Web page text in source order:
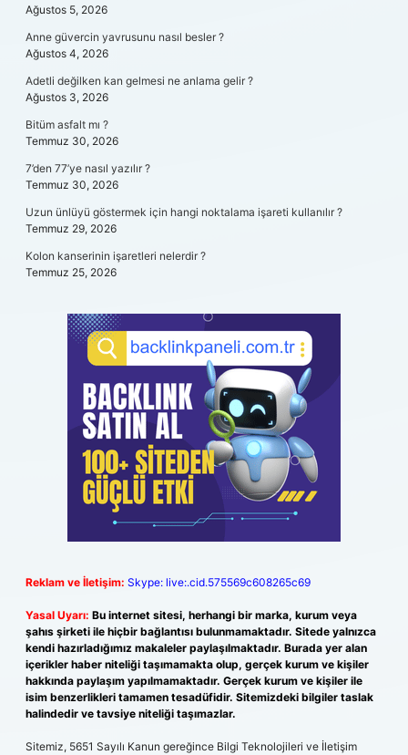
Ağustos 5, 2026
Anne güvercin yavrusunu nasıl besler ?
Ağustos 4, 2026
Adetli değilken kan gelmesi ne anlama gelir ?
Ağustos 3, 2026
Bitüm asfalt mı ?
Temmuz 30, 2026
7’den 77’ye nasıl yazılır ?
Temmuz 30, 2026
Uzun ünlüyü göstermek için hangi noktalama işareti kullanılır ?
Temmuz 29, 2026
Kolon kanserinin işaretleri nelerdir ?
Temmuz 25, 2026
Reklam ve İletişim: Skype: live:.cid.575569c608265c69
Yasal Uyarı: Bu internet sitesi, herhangi bir marka, kurum veya
şahıs şirketi ile hiçbir bağlantısı bulunmamaktadır. Sitede yalnızca
kendi hazırladığımız makaleler paylaşılmaktadır. Burada yer alan
içerikler haber niteliği taşımamakta olup, gerçek kurum ve kişiler
hakkında paylaşım yapılmamaktadır. Gerçek kurum ve kişiler ile
isim benzerlikleri tamamen tesadüfidir. Sitemizdeki bilgiler taslak
halindedir ve tavsiye niteliği taşımazlar.
Sitemiz, 5651 Sayılı Kanun gereğince Bilgi Teknolojileri ve İletişim